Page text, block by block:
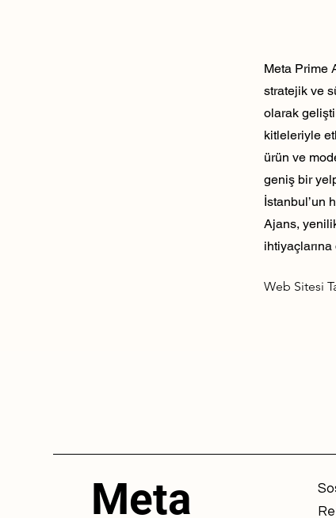
Meta Prime
stratejik ve
olarak
kitleleriyle
ürün ve
geniş bir
İstanbul’un
Ajans,
Web Sitesi
Meta